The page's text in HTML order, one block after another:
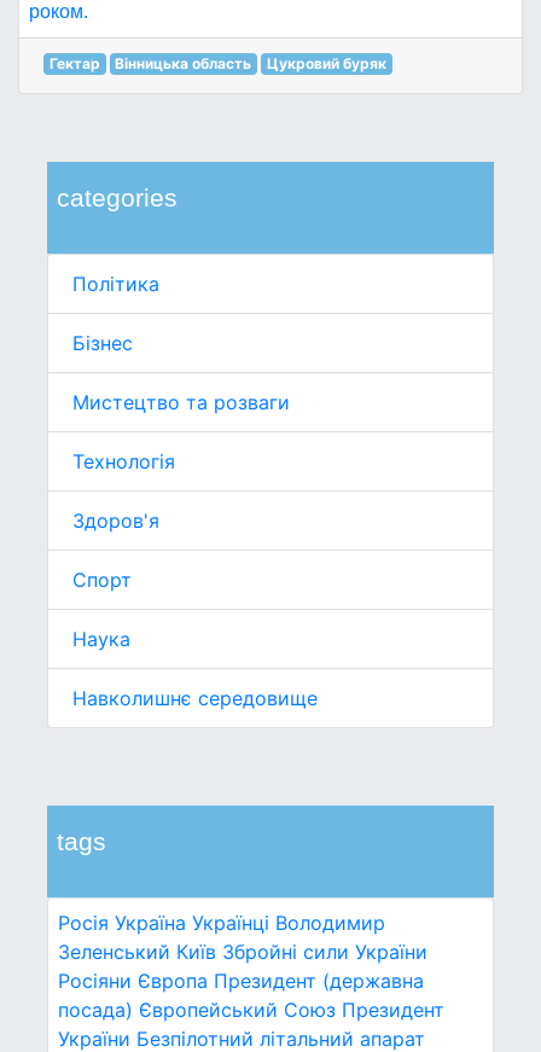
categories
Політика
Бізнес
Мистецтво та розваги
Технологія
Здоров'я
Спорт
Наука
Навколишнє середовище
tags
Росія Україна Українці Володимир
Зеленський Київ Збройні сили України
Росіяни Європа Президент (державна
посада) Європейський Союз Президент
України Безпілотний літальний апарат
роком.
Гектар Вінницька область Цукровий буряк